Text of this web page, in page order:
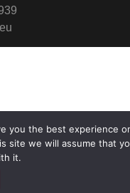
you the best experience
site we will assume that
it.